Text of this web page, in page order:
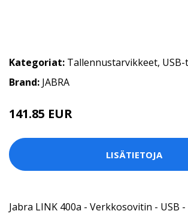
Kategoriat: Tallennustarvikkeet,
Brand: JABRA
141.85 EUR
LISÄTIETOJA
Jabra LINK 400a - Verkkosovitin - USB